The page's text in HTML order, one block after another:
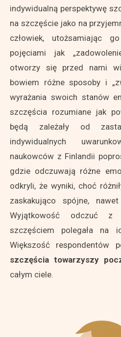
indywidualną perspektywę
na szczęście jako na
człowiek, utożsamiając
pojęciami jak
otworzy się przed nami
bowiem różne sposoby i
wyrażania swoich stanów
szczęścia rozumiane jak
będą zależały od
indywidualnych
naukowców z Finlandii
gdzie odczuwają różne
odkryli, że wyniki, choć
zaskakująco spójne,
Wyjątkowość odczuć z
szczęściem polegała na
Większość respondentów
szczęścia towarzyszy
całym ciele.